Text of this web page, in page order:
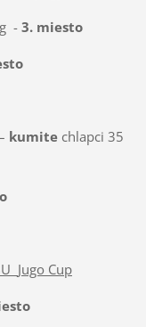
-3. miesto
kumitechlapci 35
Jugo Cup